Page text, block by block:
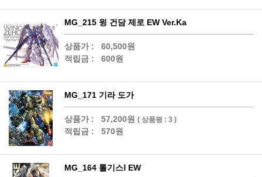
MG_215 윙 건담 제로 EW Ver.Ka
상품가 :
60,500원
적립금 :
600원
MG_171 기라 도가
상품가 : 57,200원 ( 상품평 : 3 )
적립금 : 570원
MG_164 톨기스Ⅰ EW